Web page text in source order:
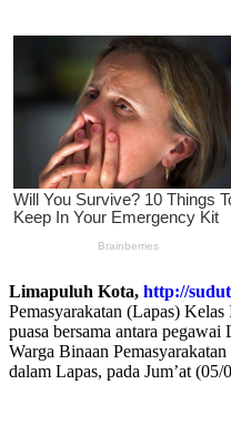
Limapuluh Kota, http://
Pemasyarakatan (Lapas)
puasa bersama antara
Warga Binaan
dalam Lapas, pada Jum’at (05/